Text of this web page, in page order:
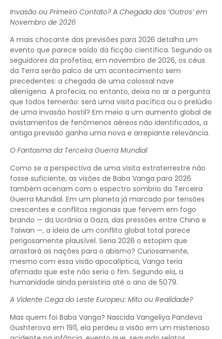
Invasão ou Primeiro Contato? A Chegada dos ‘Outros’ em
Novembro de 2026
A mais chocante das previsões para 2026 detalha um
evento que parece saído da ficção científica. Segundo os
seguidores da profetisa, em novembro de 2026, os céus
da Terra serão palco de um acontecimento sem
precedentes: a chegada de uma colossal nave
alienígena. A profecia, no entanto, deixa no ar a pergunta
que todos temerão: será uma visita pacífica ou o prelúdio
de uma invasão hostil? Em meio a um aumento global de
avistamentos de fenômenos aéreos não identificados, a
antiga previsão ganha uma nova e arrepiante relevância.
O Fantasma da Terceira Guerra Mundial
Como se a perspectiva de uma visita extraterrestre não
fosse suficiente, as visões de Baba Vanga para 2026
também acenam com o espectro sombrio da Terceira
Guerra Mundial. Em um planeta já marcado por tensões
crescentes e conflitos regionais que fervem em fogo
brando — da Ucrânia a Gaza, das pressões entre China e
Taiwan —, a ideia de um conflito global total parece
perigosamente plausível. Seria 2026 o estopim que
arrastará as nações para o abismo? Curiosamente,
mesmo com essa visão apocalíptica, Vanga teria
afirmado que este não seria o fim. Segundo ela, a
humanidade ainda persistiria até o ano de 5079.
A Vidente Cega do Leste Europeu: Mito ou Realidade?
Mas quem foi Baba Vanga? Nascida Vangeliya Pandeva
Gushterova em 1911, ela perdeu a visão em um misterioso